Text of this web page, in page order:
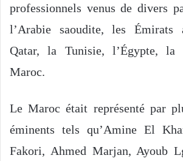
professionnels venus de divers
l’Arabie saoudite, les Émirats
Qatar, la Tunisie, l’Égypte, la
Maroc.
Le Maroc était représenté par
éminents tels qu’Amine El
Fakori, Ahmed Marjan, Ayoub